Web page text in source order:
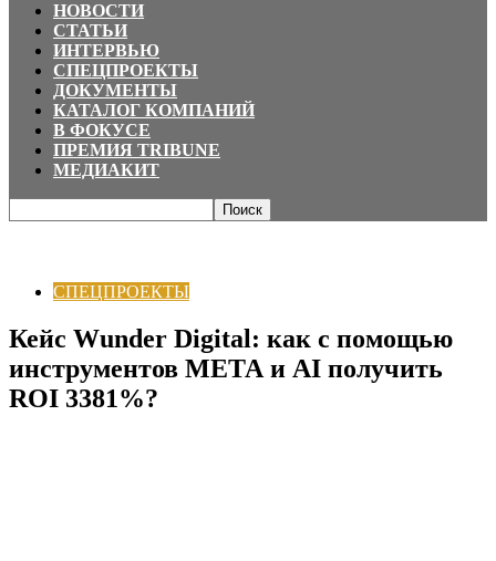
НОВОСТИ
СТАТЬИ
ИНТЕРВЬЮ
СПЕЦПРОЕКТЫ
ДОКУМЕНТЫ
КАТАЛОГ КОМПАНИЙ
В ФОКУСЕ
ПРЕМИЯ TRIBUNE
МЕДИАКИТ
СПЕЦПРОЕКТЫ
Кейс Wunder Digital: как с помощью
инструментов МЕТА и AI получить
ROI 3381%?